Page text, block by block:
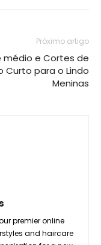
Próximo artigo
médio e Cortes de
Curto para o Lindo
Meninas
premier online
and haircare